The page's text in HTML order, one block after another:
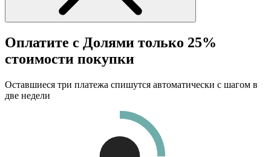
Оплатите с Долями только 25%
стоимости покупки
Оставшиеся три платежа спишутся автоматически с шагом в
две недели